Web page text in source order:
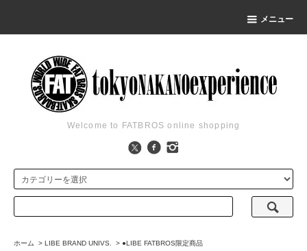
メニュー
Welcome to FATBROS online shopping
ホーム > LIBE BRAND UNIVS. > ●LIBE FATBROS限定商品